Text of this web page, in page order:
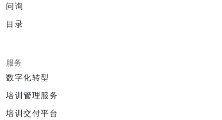
问询
目录
服务
数字化转型
培训管理服务
培训交付平台